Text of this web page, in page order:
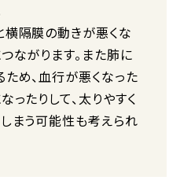
隔膜の動きが悪くな
ながります。また肺に
め、血行が悪くなった
ったりして、太りやすく
まう可能性も考えられ